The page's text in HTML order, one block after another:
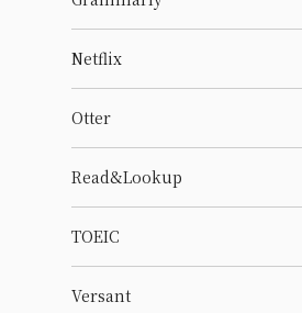
Netflix
Otter
Read&Lookup
TOEIC
Versant